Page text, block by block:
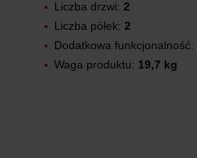
Liczba drzwi: 2
Liczba półek: 2
Dodatkowa funkcjonalność:
Waga produktu: 19,7 kg